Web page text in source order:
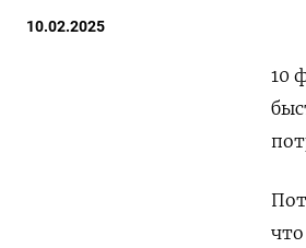
10.02.2025
10